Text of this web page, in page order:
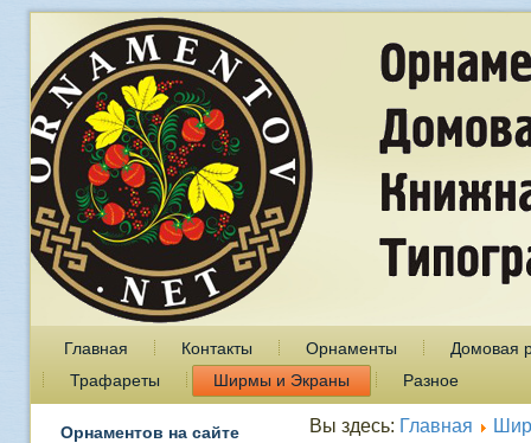
Главная Контакты Орнаменты
Домовая
Трафареты
Ширмы и Экраны Разное
Орнаментов на сайте Вы здесь: Главная